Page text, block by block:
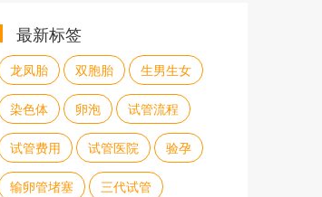
最新标签
龙凤胎 双胞胎 生男生女
染色体 卵泡 试管流程
试管费用 试管医院 验孕
输卵管堵塞 三代试管